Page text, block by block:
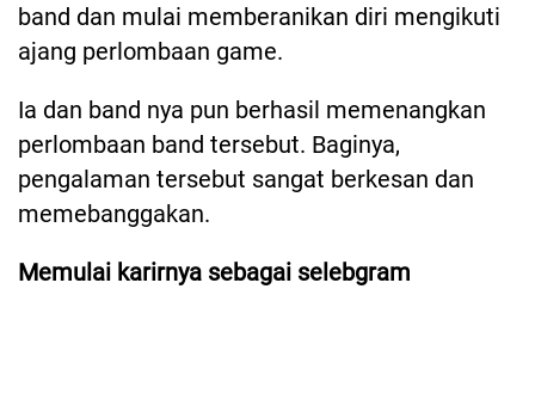
band dan mulai memberanikan diri mengikuti
ajang perlombaan game.
Ia dan band nya pun berhasil memenangkan
perlombaan band tersebut. Baginya,
pengalaman tersebut sangat berkesan dan
memebanggakan.
Memulai karirnya sebagai selebgram